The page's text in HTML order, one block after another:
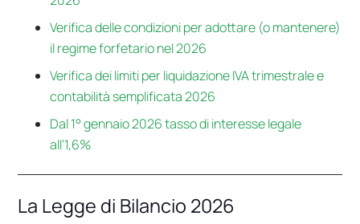
Verifica delle condizioni per adottare (o mantenere)
il regime forfetario nel 2026
Verifica dei limiti per liquidazione IVA trimestrale e
contabilità semplificata 2026
Dal 1° gennaio 2026 tasso di interesse legale
all’1,6%
La Legge di Bilancio 2026